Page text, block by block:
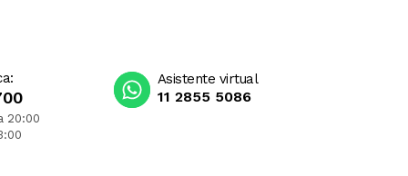
20:00
Asistente virtual
11 2855 5086